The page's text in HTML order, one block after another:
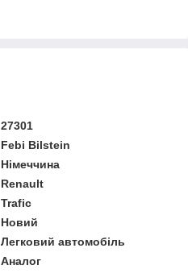
27301
Febi Bilstein
Німеччина
Renault
Trafic
Новий
Легковий автомобіль
Аналог